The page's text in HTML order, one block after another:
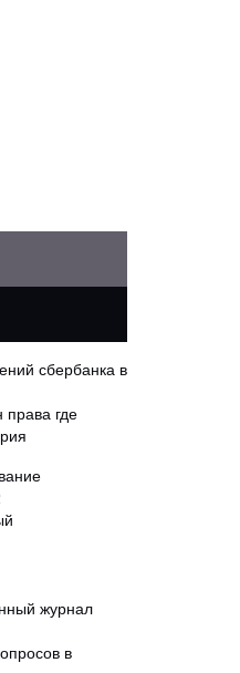
сбербанка в
права где
журнал
в